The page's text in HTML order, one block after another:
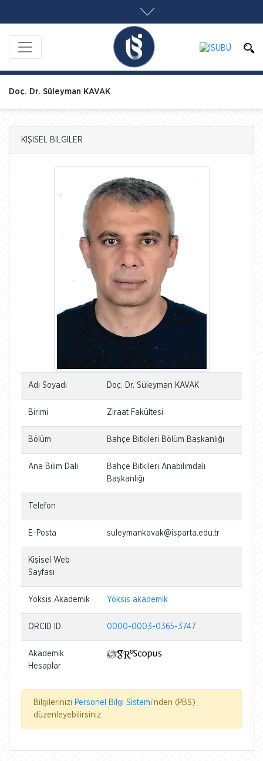
Doç. Dr. Süleyman KAVAK
KİŞİSEL BİLGİLER
Adı Soyadı Doç. Dr. Süleyman KAVAK
Birimi Ziraat Fakültesi
Bölüm Bahçe Bitkileri Bölüm Başkanlığı
Ana Bilim Dalı
Bahçe Bitkileri Anabilimdalı
Başkanlığı
Telefon
E-Posta suleymankavak@isparta.edu.tr
Kişisel Web
Sayfası
Yöksis Akademik Yöksis akademik
ORCID ID 0000-0003-0365-3747
Akademik
Hesaplar
Bilgilerinizi Personel Bilgi Sistemi'nden (PBS)
düzenleyebilirsiniz.